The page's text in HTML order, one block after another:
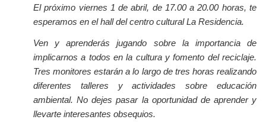
El próximo viernes 1 de abril, de 17.00 a 20.00 horas, te
esperamos en el hall del centro cultural La Residencia.
Ven y aprenderás jugando sobre la importancia de
implicarnos a todos en la cultura y fomento del reciclaje.
Tres monitores estarán a lo largo de tres horas realizando
diferentes talleres y actividades sobre educación
ambiental. No dejes pasar la oportunidad de aprender y
llevarte interesantes obsequios.